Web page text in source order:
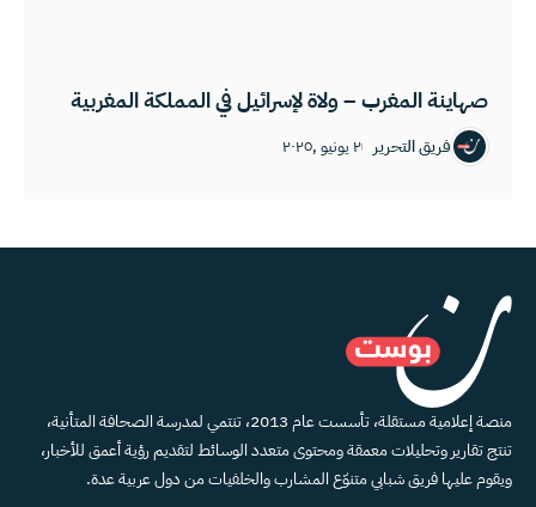
صهاينة المغرب – ولاة لإسرائيل في المملكة المغربية
فريق التحرير ٢ يونيو ,٢٠٢٥
منصة إعلامية مستقلة، تأسست عام 2013، تنتمي لمدرسة الصحافة المتأنية،
تنتج تقارير وتحليلات معمقة ومحتوى متعدد الوسائط لتقديم رؤية أعمق للأخبار،
ويقوم عليها فريق شبابي متنوّع المشارب والخلفيات من دول عربية عدة.